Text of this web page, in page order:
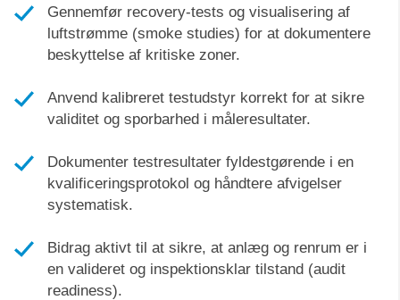
Gennemfør recovery-tests og visualisering af
luftstrømme (smoke studies) for at dokumentere
beskyttelse af kritiske zoner.
Anvend kalibreret testudstyr korrekt for at sikre
validitet og sporbarhed i måleresultater.
Dokumenter testresultater fyldestgørende i en
kvalificeringsprotokol og håndtere afvigelser
systematisk.
Bidrag aktivt til at sikre, at anlæg og renrum er i
en valideret og inspektionsklar tilstand (audit
readiness).